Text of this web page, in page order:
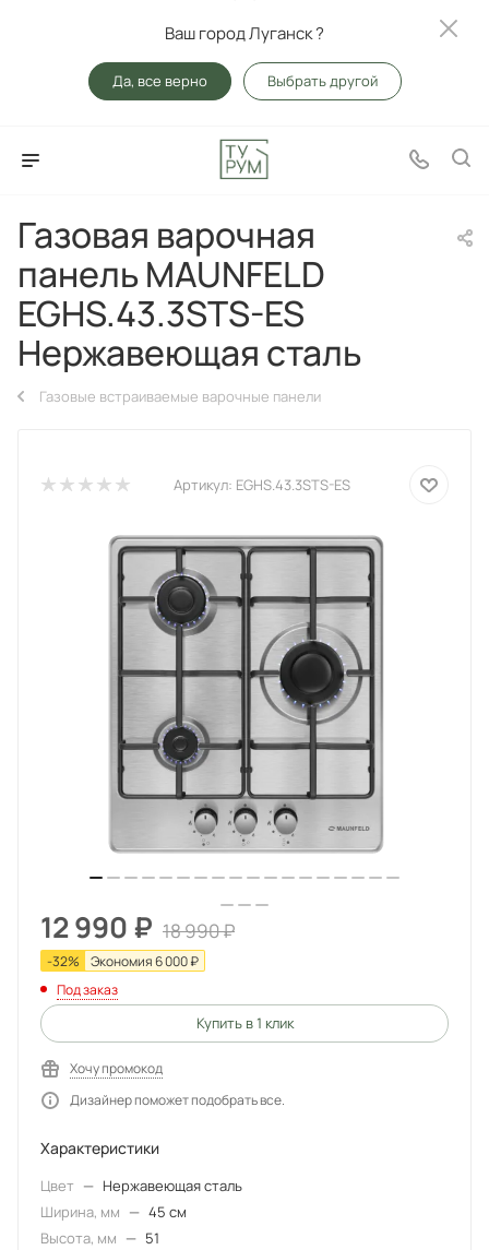
Ваш город Луганск ?
Да, все верно Выбрать другой
Газовая варочная
панель MAUNFELD
EGHS.43.3STS-ES
Нержавеющая сталь
Газовые встраиваемые варочные панели
Артикул: EGHS.43.3STS-ES
12 990₽ 18 990₽
-32% Экономия6 000₽
Под заказ
Купить в 1 клик
Хочу промокод
Дизайнер поможет подобрать все.
Характеристики
Цвет — Нержавеющая сталь
Ширина, мм — 45 см
Высота, мм — 51